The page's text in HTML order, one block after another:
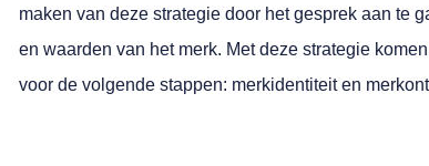
maken van deze strategie door het gesprek aan te
en waarden van het merk. Met deze strategie
voor de volgende stappen: merkidentiteit en